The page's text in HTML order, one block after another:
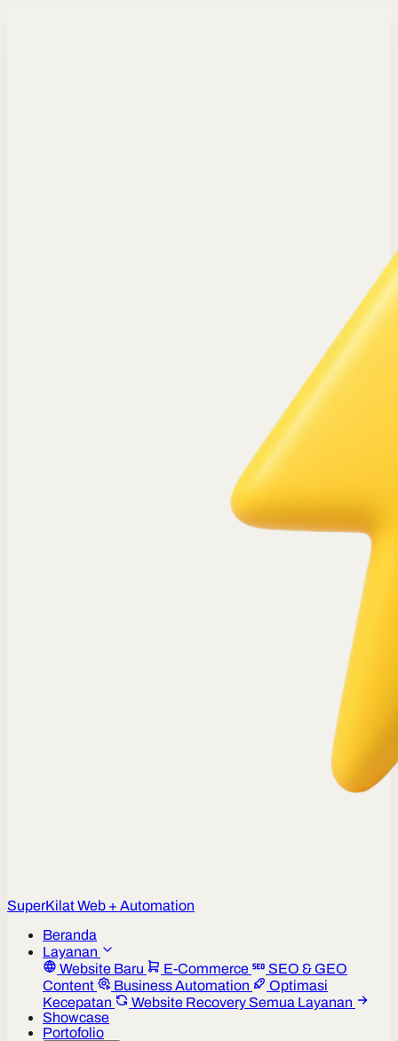
SuperKilatWeb + Automation
Beranda
Layanan
Website Baru
E-Commerce
SEO & GEO
Content
Business Automation
Optimasi
Kecepatan
Website Recovery Semua Layanan
Showcase
Portofolio